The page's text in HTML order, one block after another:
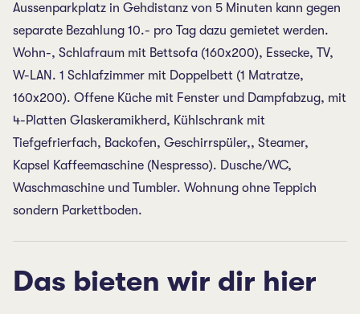
Aussenparkplatz in Gehdistanz von 5 Minuten kann gegen
separate Bezahlung 10.- pro Tag dazu gemietet werden.
Wohn-, Schlafraum mit Bettsofa (160x200), Essecke, TV,
W-LAN. 1 Schlafzimmer mit Doppelbett (1 Matratze,
160x200). Offene Küche mit Fenster und Dampfabzug, mit
4-Platten Glaskeramikherd, Kühlschrank mit
Tiefgefrierfach, Backofen, Geschirrspüler,, Steamer,
Kapsel Kaffeemaschine (Nespresso). Dusche/WC,
Waschmaschine und Tumbler. Wohnung ohne Teppich
sondern Parkettboden.
Das bieten wir dir hier